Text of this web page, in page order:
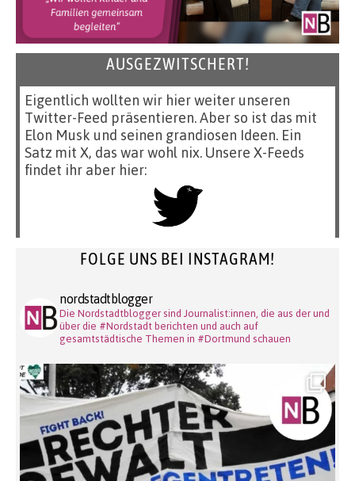
AUSGEZWITSCHERT!
Eigentlich wollten wir hier weiter unseren
Twitter-Feed präsentieren. Aber so ist das mit
Elon Musk und seinen grandiosen Ideen. Ein
Satz mit X, das war wohl nix. Unsere X-Feeds
findet ihr aber hier:
FOLGE UNS BEI INSTAGRAM!
nordstadtblogger
Die Nordstadtblogger sind Journalist:innen, die aus der und
über die #Nordstadt berichten und auch auf
gesamtstädtische Themen in #Dortmund schauen